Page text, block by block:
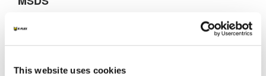
This website uses cookies